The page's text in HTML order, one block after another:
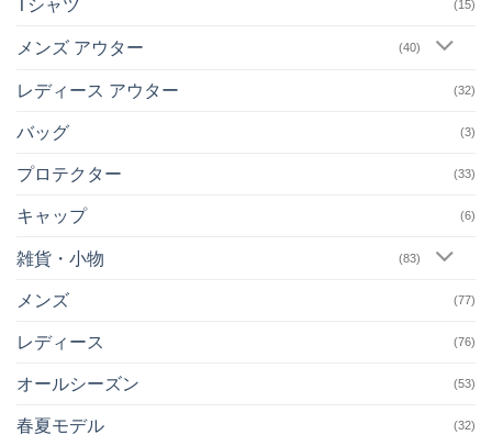
Tシャツ (15)
メンズ アウター (40)
レディース アウター (32)
バッグ (3)
プロテクター (33)
キャップ (6)
雑貨・小物 (83)
メンズ (77)
レディース (76)
オールシーズン (53)
春夏モデル (32)